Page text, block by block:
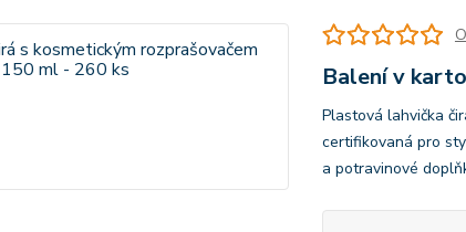
Balení v
Plastová lahvička
certifikovaná pro
a potravinové